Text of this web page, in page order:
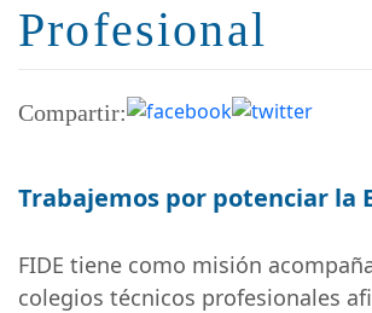
Profesional
Compartir:
Trabajemos por potenciar la
FIDE tiene como misión
colegios técnicos profesionales